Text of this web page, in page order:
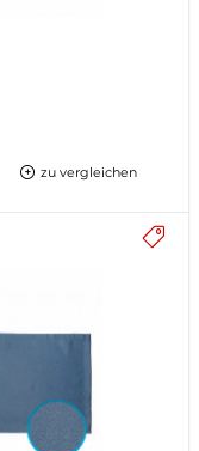
zu vergleichen